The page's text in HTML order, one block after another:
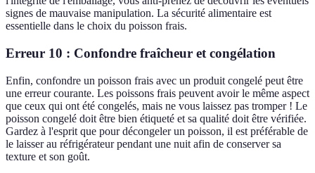
signes de mauvaise manipulation. La sécurité alimentaire est
essentielle dans le choix du poisson frais.
Erreur 10 : Confondre fraîcheur et congélation
Enfin, confondre un poisson frais avec un produit congelé peut être
une erreur courante. Les poissons frais peuvent avoir le même aspect
que ceux qui ont été congelés, mais ne vous laissez pas tromper ! Le
poisson congelé doit être bien étiqueté et sa qualité doit être vérifiée.
Gardez à l'esprit que pour décongeler un poisson, il est préférable de
le laisser au réfrigérateur pendant une nuit afin de conserver sa
texture et son goût.